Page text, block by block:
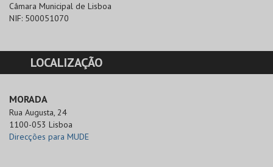
Câmara Municipal de Lisboa
NIF: 500051070
LOCALIZAÇÃO
MORADA
Rua Augusta, 24
1100-053 Lisboa
Direcções para MUDE